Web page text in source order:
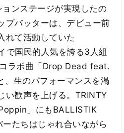
ンステージが実現したの
プバッターは、デビュー前
れて活動していた
で国民的人気を誇る3人組
ラボ曲「Drop Dead feat.
、生のパフォーマンスを渇
い歓声を上げる。TRINTY
」にもBALLISTIK
たちはじゃれ合いながら